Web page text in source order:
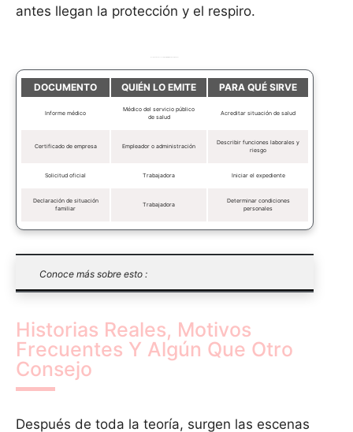
antes llegan la protección y el respiro.
DOCUMENTO QUIÉN LO EMITE PARA QUÉ SIRVE
Informe médico
Médico del servicio público
de salud
Acreditar situación de salud
Certificado de empresa Empleador o administración
Describir funciones laborales y
riesgo
Solicitud oficial Trabajadora Iniciar el expediente
Declaración de situación
familiar
Trabajadora
Determinar condiciones
personales
Conoce más sobre esto :
Historias Reales, Motivos
Frecuentes Y Algún Que Otro
Consejo
Después de toda la teoría, surgen las escenas